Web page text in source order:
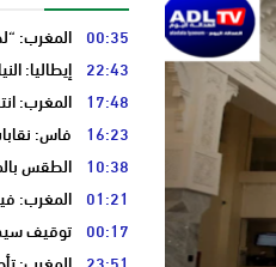
00:35 المغرب:
22:43 إيطاليا:
17:48 المغرب:
16:23 فاس:
10:38 الطقس
01:21 المغرب:
00:17 توقيف